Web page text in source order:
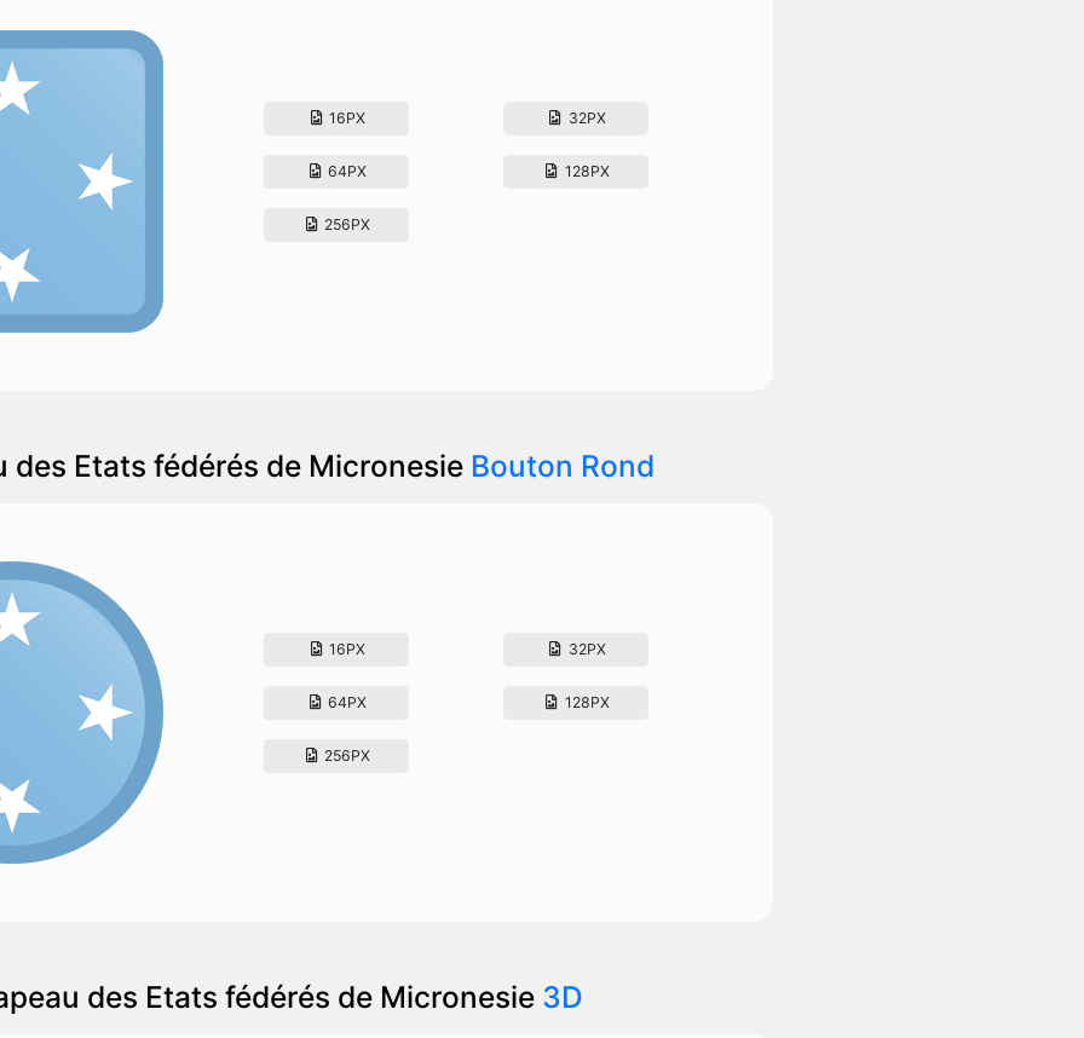
16PX 32PX
64PX 128PX
256PX
des Etats fédérés de Micronesie Bouton Rond
16PX 32PX
64PX 128PX
256PX
des Etats fédérés de Micronesie 3D